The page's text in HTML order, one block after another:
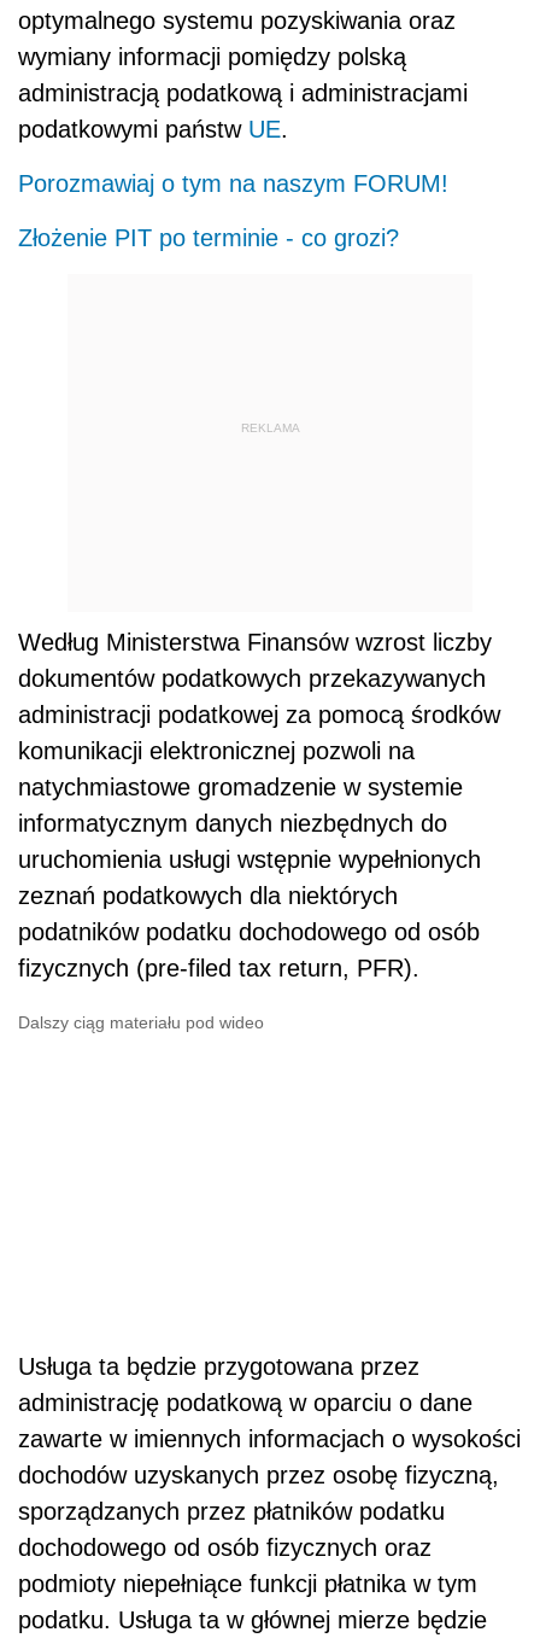
optymalnego systemu pozyskiwania oraz
wymiany informacji pomiędzy polską
administracją podatkową i administracjami
podatkowymi państw UE.
Porozmawiaj o tym na naszym FORUM!
Złożenie PIT po terminie - co grozi?
REKLAMA
Według Ministerstwa Finansów wzrost liczby
dokumentów podatkowych przekazywanych
administracji podatkowej za pomocą środków
komunikacji elektronicznej pozwoli na
natychmiastowe gromadzenie w systemie
informatycznym danych niezbędnych do
uruchomienia usługi wstępnie wypełnionych
zeznań podatkowych dla niektórych
podatników podatku dochodowego od osób
fizycznych (pre-filed tax return, PFR).
Dalszy ciąg materiału pod wideo
Usługa ta będzie przygotowana przez
administrację podatkową w oparciu o dane
zawarte w imiennych informacjach o wysokości
dochodów uzyskanych przez osobę fizyczną,
sporządzanych przez płatników podatku
dochodowego od osób fizycznych oraz
podmioty niepełniące funkcji płatnika w tym
podatku. Usługa ta w głównej mierze będzie